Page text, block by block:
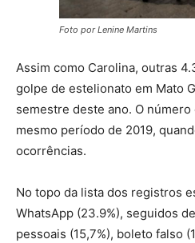
Foto por Lenine Martins
Assim como Carolina, outras
golpe de estelionato em Mato
semestre deste ano. O número
mesmo período de 2019,
ocorrências.
No topo da lista dos registros
WhatsApp (23.9%), seguidos
pessoais (15,7%), boleto falso